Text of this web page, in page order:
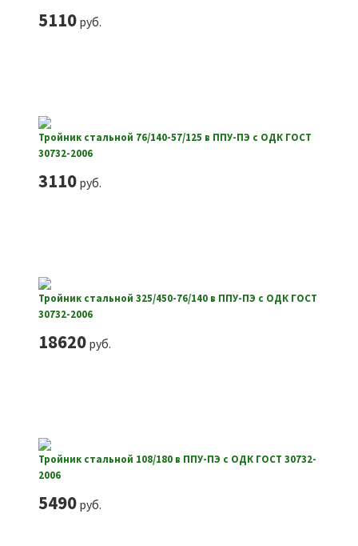
5110руб.
Тройник стальной 76/140-57/125 в ППУ-ПЭ с ОДК ГОСТ
30732-2006
3110руб.
Тройник стальной 325/450-76/140 в ППУ-ПЭ с ОДК ГОСТ
30732-2006
18620руб.
Тройник стальной 108/180 в ППУ-ПЭ с ОДК ГОСТ 30732-
2006
5490руб.